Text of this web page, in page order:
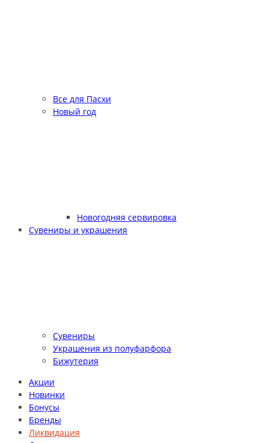
Все для Пасхи
Новый год
Новогодняя сервировка
Сувениры и украшения
Сувениры
Украшения из полуфарфора
Бижутерия
Акции
Новинки
Бонусы
Бренды
Ликвидация